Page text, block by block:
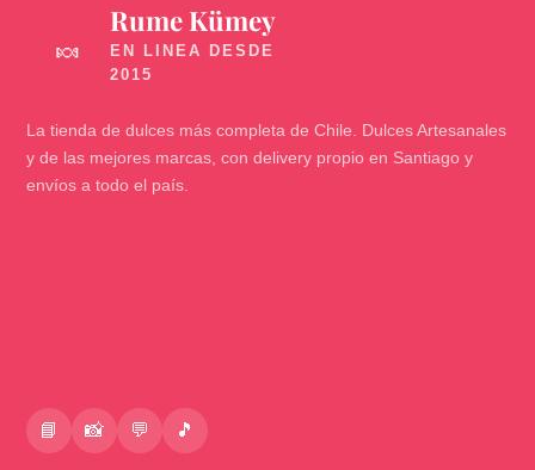
🍬
Rume Kümey
La tienda de dulces más completa de Chile. Dulces Artesanales
y de las mejores marcas, con delivery propio en Santiago y
envíos a todo el país.
📘 📸 💬 🎵